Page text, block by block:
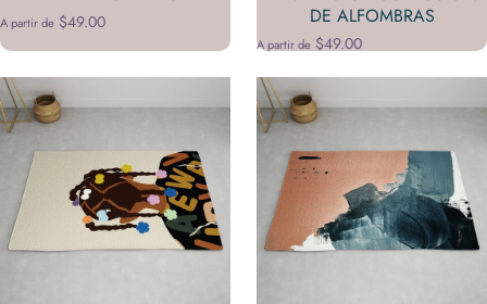
A partir de $49.00
DE ALFOMBRAS
A partir de $49.00